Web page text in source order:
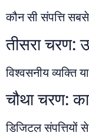
कौन सी संपत्ति
तीसरा चरण:
विश्वसनीय व्यक्ति
चौथा चरण:
डिजिटल